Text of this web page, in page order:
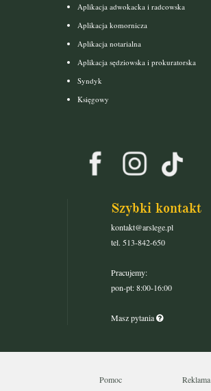
Aplikacja adwokacka i radcowska
Aplikacja komornicza
Aplikacja notarialna
Aplikacja sędziowska i prokuratorska
Syndyk
Księgowy
Szybki kontakt
kontakt@arslege.pl
tel. 513-842-650
Pracujemy:
pon-pt: 8:00-16:00
Masz pytania
Pomoc Reklama